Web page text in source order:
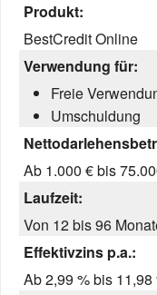
Produkt:
BestCredit Online
Verwendung für:
Freie
Umschuldung
Ab 1.000 € bis
Laufzeit:
Von 12 bis 96
Effektivzins p.a.:
Ab 2,99 % bis 11,98